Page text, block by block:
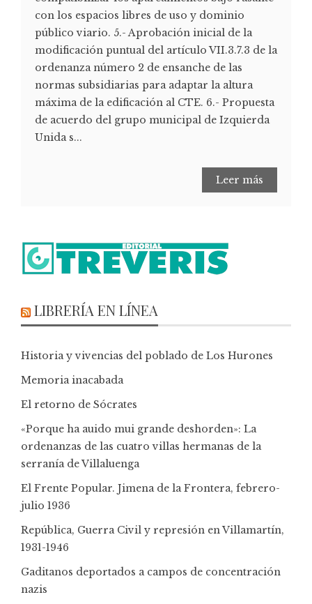
con los espacios libres de uso y dominio
público viario. 5.- Aprobación inicial de la
modificación puntual del artículo VII.3.7.3 de la
ordenanza número 2 de ensanche de las
normas subsidiarias para adaptar la altura
máxima de la edificación al CTE. 6.- Propuesta
de acuerdo del grupo municipal de Izquierda
Unida s...
Leer más
LIBRERÍA EN LÍNEA
Historia y vivencias del poblado de Los Hurones
Memoria inacabada
El retorno de Sócrates
«Porque ha auido mui grande deshorden»: La
ordenanzas de las cuatro villas hermanas de la
serranía de Villaluenga
El Frente Popular. Jimena de la Frontera, febrero-
julio 1936
República, Guerra Civil y represión en Villamartín,
1931-1946
Gaditanos deportados a campos de concentración
nazis